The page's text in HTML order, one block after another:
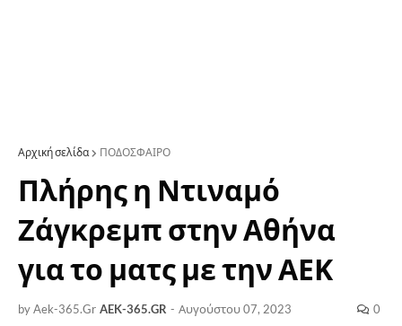
Αρχική σελίδα ΠΟΔΟΣΦΑΙΡΟ
Πλήρης η Ντιναμό
Ζάγκρεμπ στην Αθήνα
για το ματς με την ΑΕΚ
by Aek-365.Gr AEK-365.GR - Αυγούστου 07, 2023 0